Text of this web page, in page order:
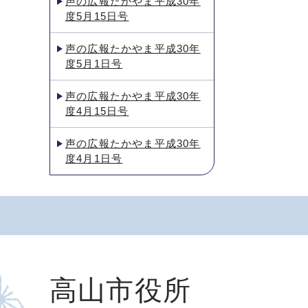
度5月15日号
声の広報たかやま平成30年
度5月1日号
声の広報たかやま平成30年
度4月15日号
声の広報たかやま平成30年
度4月1日号
高山市役所